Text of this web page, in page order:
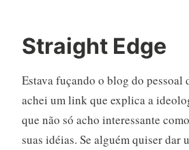
Straight Edge
Estava fuçando o blog do pessoal
achei um link que explica a
que não só acho interessante
suas idéias. Se alguém quiser dar